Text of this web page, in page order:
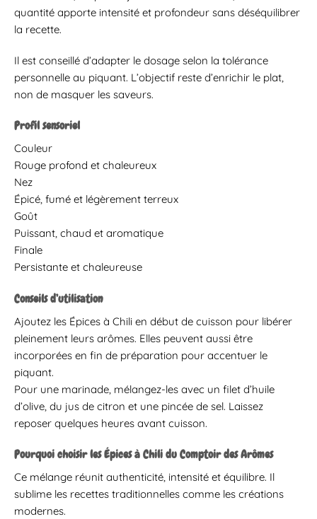
quantité apporte intensité et profondeur sans déséquilibrer
la recette.
Il est conseillé d’adapter le dosage selon la tolérance
personnelle au piquant. L’objectif reste d’enrichir le plat,
non de masquer les saveurs.
Profil sensoriel
Couleur
Rouge profond et chaleureux
Nez
Épicé, fumé et légèrement terreux
Goût
Puissant, chaud et aromatique
Finale
Persistante et chaleureuse
Conseils d’utilisation
Ajoutez les Épices à Chili en début de cuisson pour libérer
pleinement leurs arômes. Elles peuvent aussi être
incorporées en fin de préparation pour accentuer le
piquant.
Pour une marinade, mélangez-les avec un filet d’huile
d’olive, du jus de citron et une pincée de sel. Laissez
reposer quelques heures avant cuisson.
Pourquoi choisir les Épices à Chili du Comptoir des Arômes
Ce mélange réunit authenticité, intensité et équilibre. Il
sublime les recettes traditionnelles comme les créations
modernes.